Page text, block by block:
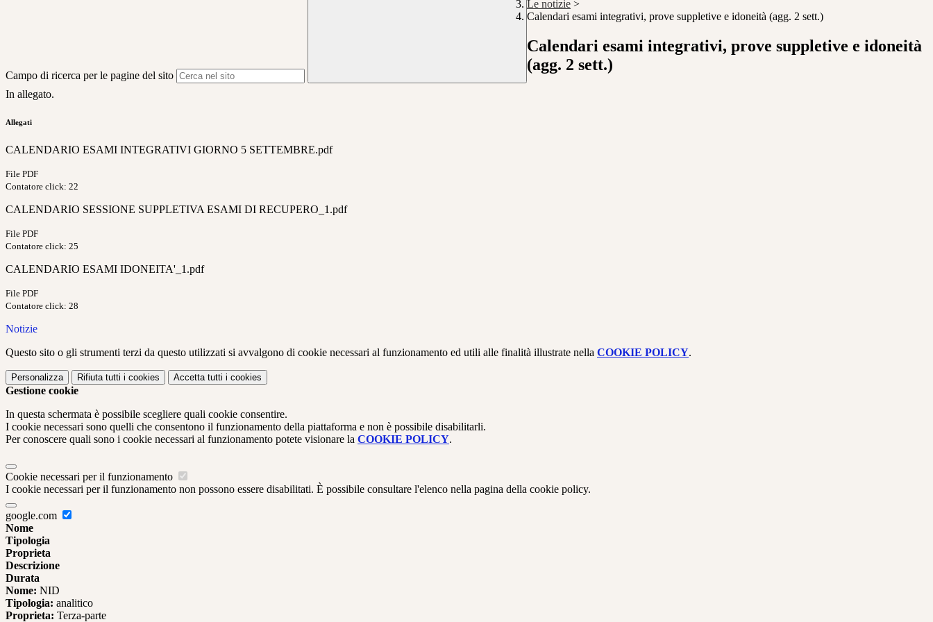
Campo di ricerca per le pagine del sito
Le notizie >
Calendari esami integrativi, prove suppletive e idoneità (agg. 2 sett.)
Calendari esami integrativi, prove suppletive e idoneità
(agg. 2 sett.)
In allegato.
Allegati
CALENDARIO ESAMI INTEGRATIVI GIORNO 5 SETTEMBRE.pdf
File PDF
Contatore click: 22
CALENDARIO SESSIONE SUPPLETIVA ESAMI DI RECUPERO_1.pdf
File PDF
Contatore click: 25
CALENDARIO ESAMI IDONEITA'_1.pdf
File PDF
Contatore click: 28
Notizie
Questo sito o gli strumenti terzi da questo utilizzati si avvalgono di cookie necessari al funzionamento ed utili alle finalità illustrate nella COOKIE POLICY.
Personalizza Rifiuta tutti i cookies Accetta tutti i cookies
Gestione cookie
In questa schermata è possibile scegliere quali cookie consentire.
I cookie necessari sono quelli che consentono il funzionamento della piattaforma e non è possibile disabilitarli.
Per conoscere quali sono i cookie necessari al funzionamento potete visionare la COOKIE POLICY.
Cookie necessari per il funzionamento
I cookie necessari per il funzionamento non possono essere disabilitati. È possibile consultare l'elenco nella pagina della cookie policy.
google.com
Nome
Tipologia
Proprieta
Descrizione
Durata
Nome: NID
Tipologia: analitico
Proprieta: Terza-parte